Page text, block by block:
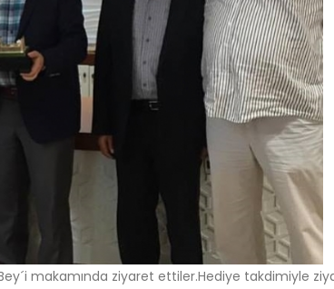
makamında ziyaret ettiler.Hediye takdimiyle